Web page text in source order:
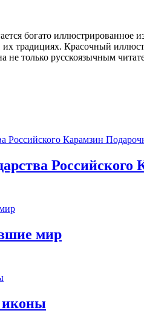
богато иллюстрированное
традициях. Красочный
не только русскоязычным
мир
иконы